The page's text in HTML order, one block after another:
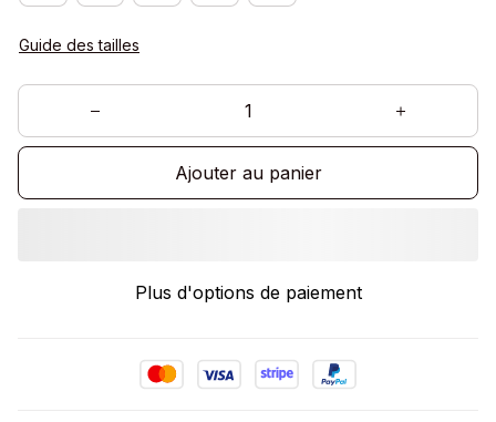
Guide des tailles
Ajouter au panier
Plus d'options de paiement